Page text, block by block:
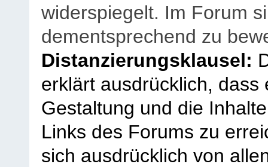
widerspiegelt. Im Forum
dementsprechend zu
Distanzierungsklausel:
erklärt ausdrücklich,
Gestaltung und die
Links des Forums zu
sich ausdrücklich von